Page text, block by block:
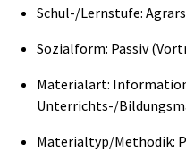
Schul-/Lernstufe:
Sozialform: Passiv
Materialart:
Unterrichts-/
Materialtyp/Methodik: